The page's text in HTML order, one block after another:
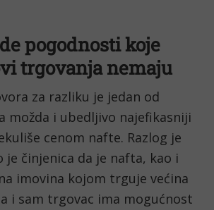
pogodnosti koje
trgovanja nemaju
za razliku je jedan od
možda i ubedljivo najefikasniji
cenom nafte. Razlog je
činjenica da je nafta, kao i
imovina kojom trguje većina
i sam trgovac ima mogućnost